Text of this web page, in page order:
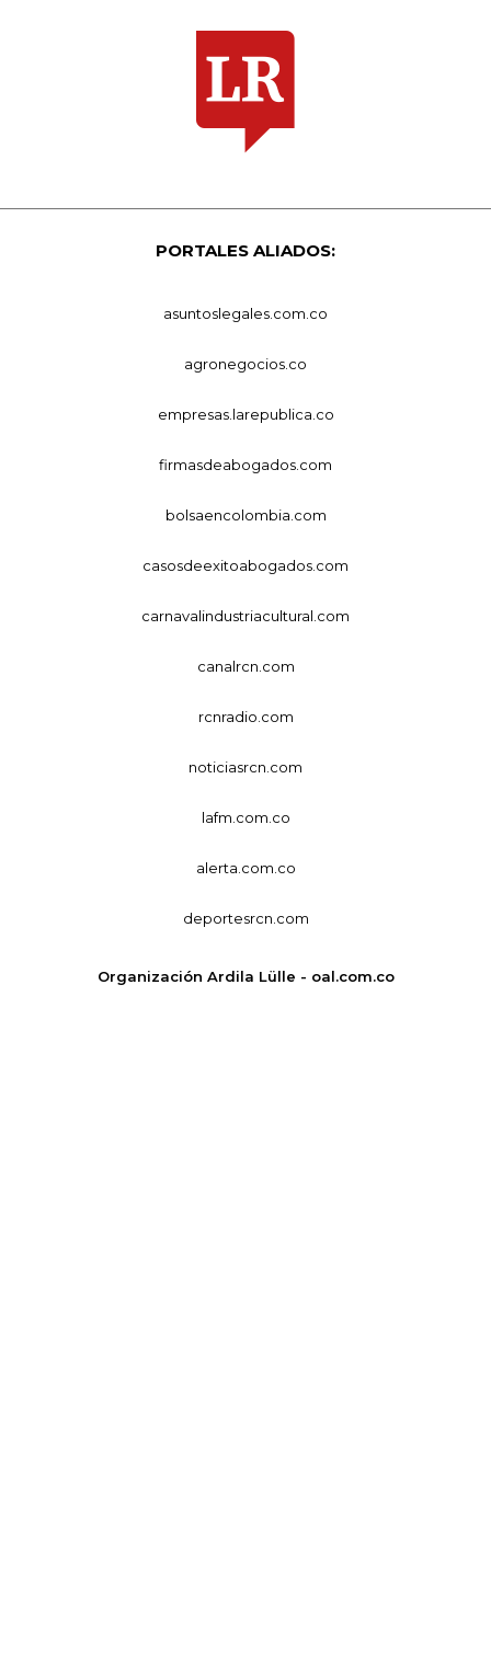
PORTALES ALIADOS:
asuntoslegales.com.co
agronegocios.co
empresas.larepublica.co
firmasdeabogados.com
bolsaencolombia.com
casosdeexitoabogados.com
carnavalindustriacultural.com
canalrcn.com
rcnradio.com
noticiasrcn.com
lafm.com.co
alerta.com.co
deportesrcn.com
Organización Ardila Lülle - oal.com.co